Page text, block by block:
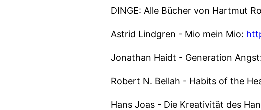
DINGE: Alle Bücher von Hartmut
Astrid Lindgren - Mio mein Mio:
Jonathan Haidt - Generation Angst:
Robert N. Bellah - Habits of the
Hans Joas - Die Kreativität des